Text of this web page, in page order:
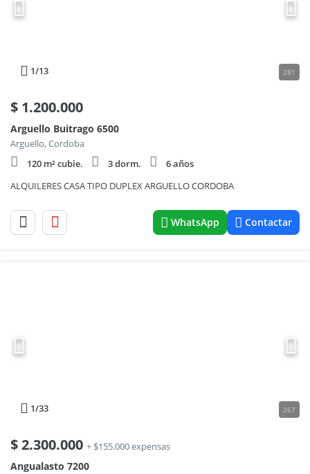
1/13 281
$ 1.200.000
Arguello Buitrago 6500
Arguello, Cordoba
120 m² cubie.
3 dorm.
6 años
ALQUILERES CASA TIPO DUPLEX ARGUELLO CORDOBA
WhatsApp Contactar
1/33 267
$2.300.000 + $155.000 expensas
Angualasto 7200